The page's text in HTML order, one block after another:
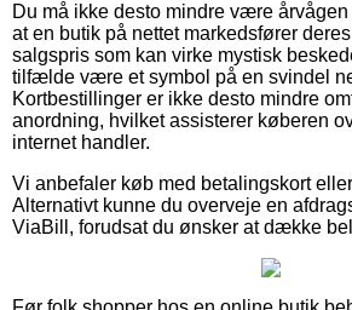
Du må ikke desto mindre være
at en butik på nettet markedsfører
salgspris som kan virke mystisk
tilfælde være et symbol på en svindel
Kortbestillinger er ikke desto mindre
anordning, hvilket assisterer køberen
internet handler.
Vi anbefaler køb med betalingskort
Alternativt kunne du overveje en
ViaBill, forudsat du ønsker at dække